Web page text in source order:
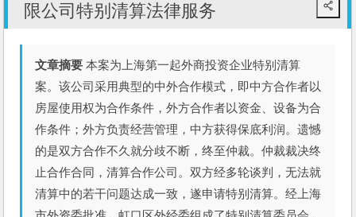
限公司特别清算法律服务
文章摘要 本案为上海第一起外商投资企业特别清算
案。该公司采用典型的中外合作模式，即中方合作者以
房屋使用权为合作条件，外方合作者以资金、设备为合
作条件；外方负责经营管理，中方获得保底利润。遗憾
的是双方合作不久就分歧不断，终至仲裁。仲裁裁决终
止合作合同，清算合作公司。双方经多轮谈判，无法就
清算中的若干问题达成一致，遂申请特别清算。经上海